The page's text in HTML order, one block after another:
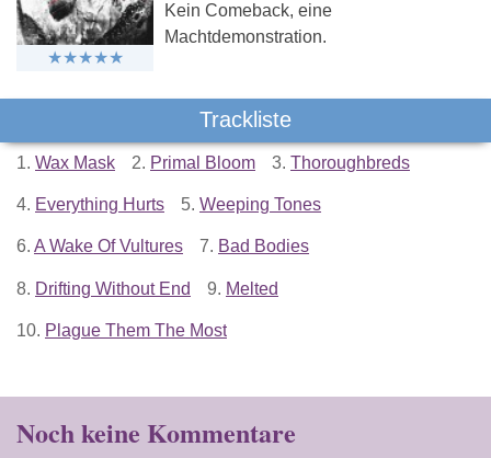
Kein Comeback, eine
Machtdemonstration.
Trackliste
1. Wax Mask 2. Primal Bloom 3. Thoroughbreds
4. Everything Hurts 5. Weeping Tones
6. A Wake Of Vultures 7. Bad Bodies
8. Drifting Without End 9. Melted
10. Plague Them The Most
Noch keine Kommentare